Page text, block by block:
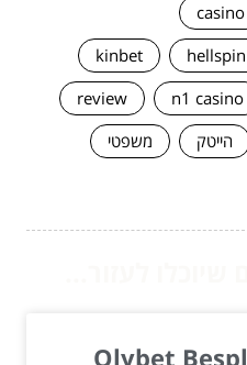
casino
hellspin
kinbet
n1 casino
review
הייטק
משפטי
Olybet